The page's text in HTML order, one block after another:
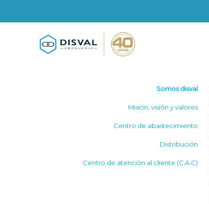
Somos disval
Misión, visión y valores
Centro de abastecimiento
Distribución
Centro de atención al cliente (C.A.C)